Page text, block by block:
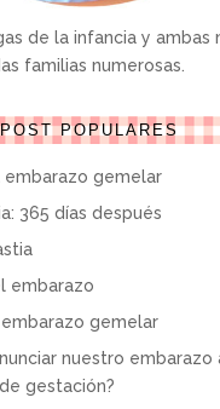
de la infancia y ambas
familias numerosas.
POST POPULARES
embarazo gemelar
365 días después
embarazo
gemelar
nuestro embarazo
gestación?